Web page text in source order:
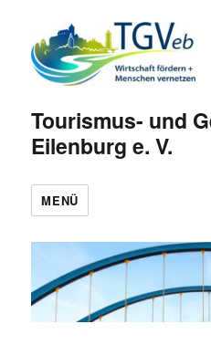
Tourismus- und
Eilenburg e. V.
MENÜ